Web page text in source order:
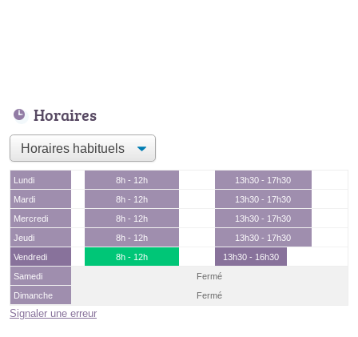
Horaires
Lundi 8h - 12h
13h30 - 17h30
Mardi
8h - 12h
13h30 - 17h30
Mercredi
8h - 12h
13h30 - 17h30
Jeudi
8h - 12h
13h30 - 17h30
Vendredi
8h - 12h
13h30 - 16h30
Samedi
Fermé
Dimanche
Fermé
Signaler une erreur